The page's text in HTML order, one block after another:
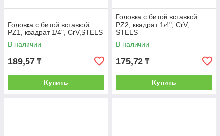
Головка с битой вставкой
PZ1, квадрат 1/4", CrV,STELS
В наличии
189,57 ₸
Купить
Головка с битой вставкой
PZ2, квадрат 1/4", CrV,
STELS
В наличии
175,72 ₸
Купить